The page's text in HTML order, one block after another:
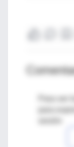
Para ver